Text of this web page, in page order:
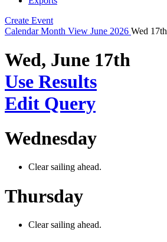
Create Event
Calendar Month View June 2026 Wed 17th
Wed, June 17th
Use Results
Edit Query
Wednesday
Clear sailing ahead.
Thursday
Clear sailing ahead.